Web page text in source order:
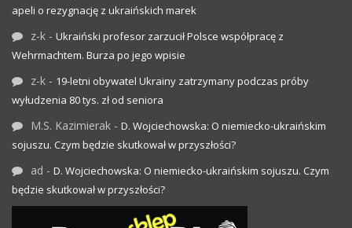
apeli o rezygnację z ukraińskich marek
z-k - Ukraiński profesor zarzucił Polsce współpracę z
Wehrmachtem. Burza po jego wpisie
z-k - 19-letni obywatel Ukrainy zatrzymany podczas próby
wyłudzenia 80 tys. zł od seniora
M.S. Kazimierak - D. Wojciechowska: O niemiecko-ukraińskim
sojuszu. Czym będzie skutkował w przyszłości?
ad - D. Wojciechowska: O niemiecko-ukraińskim sojuszu. Czym
będzie skutkował w przyszłości?